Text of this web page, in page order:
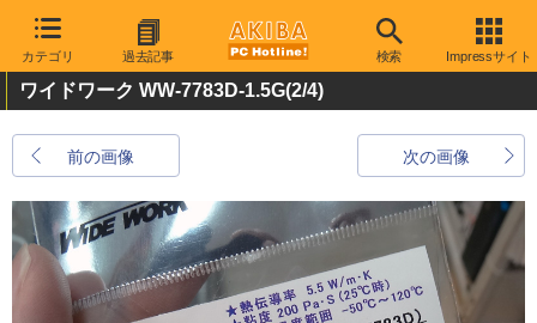
カテゴリ 過去記事 検索 Impressサイト
ワイドワーク WW-7783D-1.5G(2/4)
前の画像 次の画像